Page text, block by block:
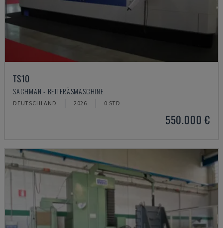
TS10
SACHMAN - BETTFRÄSMASCHINE
DEUTSCHLAND 2026 0 STD
550.000 €